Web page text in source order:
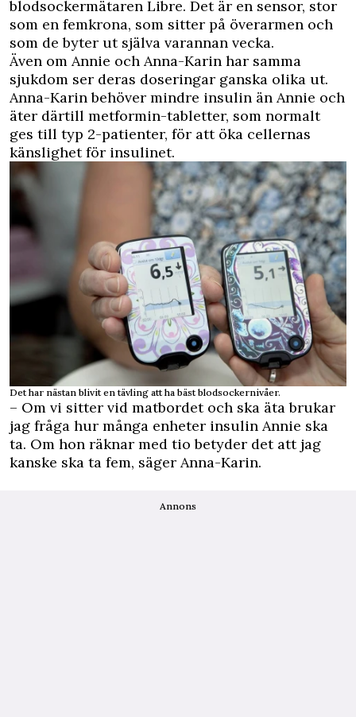
blodsockermätaren Libre. Det är en sensor, stor
som en femkrona, som sitter på överarmen och
som de byter ut själva varannan vecka.
Även om Annie och Anna-Karin har samma
sjukdom ser deras doseringar ganska olika ut.
Anna-Karin behöver mindre insulin än Annie och
äter därtill metformin-tabletter, som normalt
ges till typ 2-patienter, för att öka cellernas
känslighet för insulinet.
Det har nästan blivit en tävling att ha bäst blodsockernivåer.
– Om vi sitter vid matbordet och ska äta brukar
jag fråga hur många enheter insulin Annie ska
ta. Om hon räknar med tio betyder det att jag
kanske ska ta fem, säger Anna-Karin.
Annons